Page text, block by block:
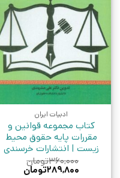
ادبیات ایران
کتاب مجموعه قوانین و
مقررات پایه حقوق محیط
زیست | انتشارات خرسندی
۳۶۰,۰۰۰تومان
قیمت
۲۸۹,۸۰۰تومان